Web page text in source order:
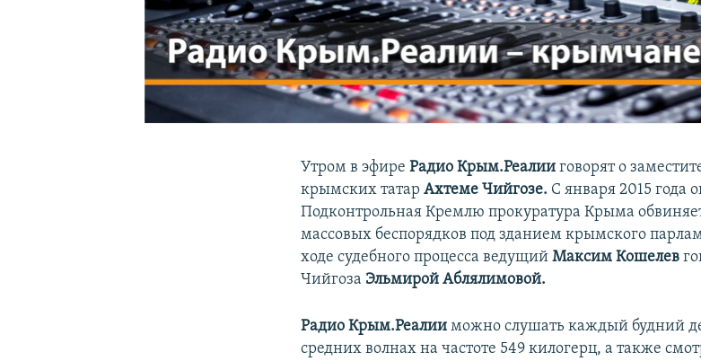
Утром в эфиреРадио Крым.Реалииговорят о
крымских татарАхтеме Чийгозе. С января 2015 года
Подконтрольная Кремлю прокуратура Крыма
массовых беспорядков под зданием крымского
ходе судебного процесса ведущийМаксим Кошелев
Чийгоза Эльмирой Аблялимовой.
Радио Крым.Реалии можно слушать каждый будний
средних волнах на частоте 549 килогерц, а также